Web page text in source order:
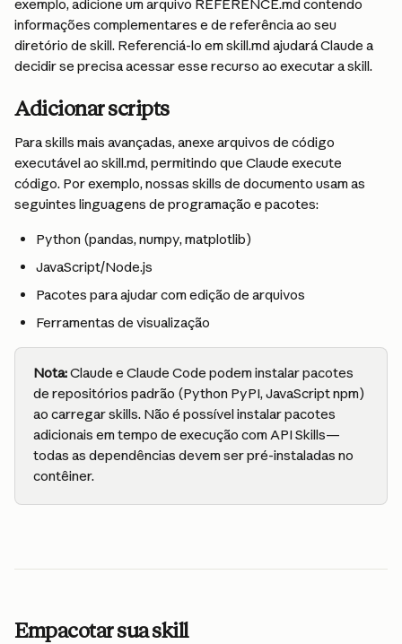
exemplo, adicione um arquivo REFERENCE.md contendo
informações complementares e de referência ao seu
diretório de skill. Referenciá-lo em skill.md ajudará Claude a
decidir se precisa acessar esse recurso ao executar a skill.
Adicionar scripts
Para skills mais avançadas, anexe arquivos de código
executável ao skill.md, permitindo que Claude execute
código. Por exemplo, nossas skills de documento usam as
seguintes linguagens de programação e pacotes:
Python (pandas, numpy, matplotlib)
JavaScript/Node.js
Pacotes para ajudar com edição de arquivos
Ferramentas de visualização
Nota: Claude e Claude Code podem instalar pacotes
de repositórios padrão (Python PyPI, JavaScript npm)
ao carregar skills. Não é possível instalar pacotes
adicionais em tempo de execução com API Skills—
todas as dependências devem ser pré-instaladas no
contêiner.
Empacotar sua skill